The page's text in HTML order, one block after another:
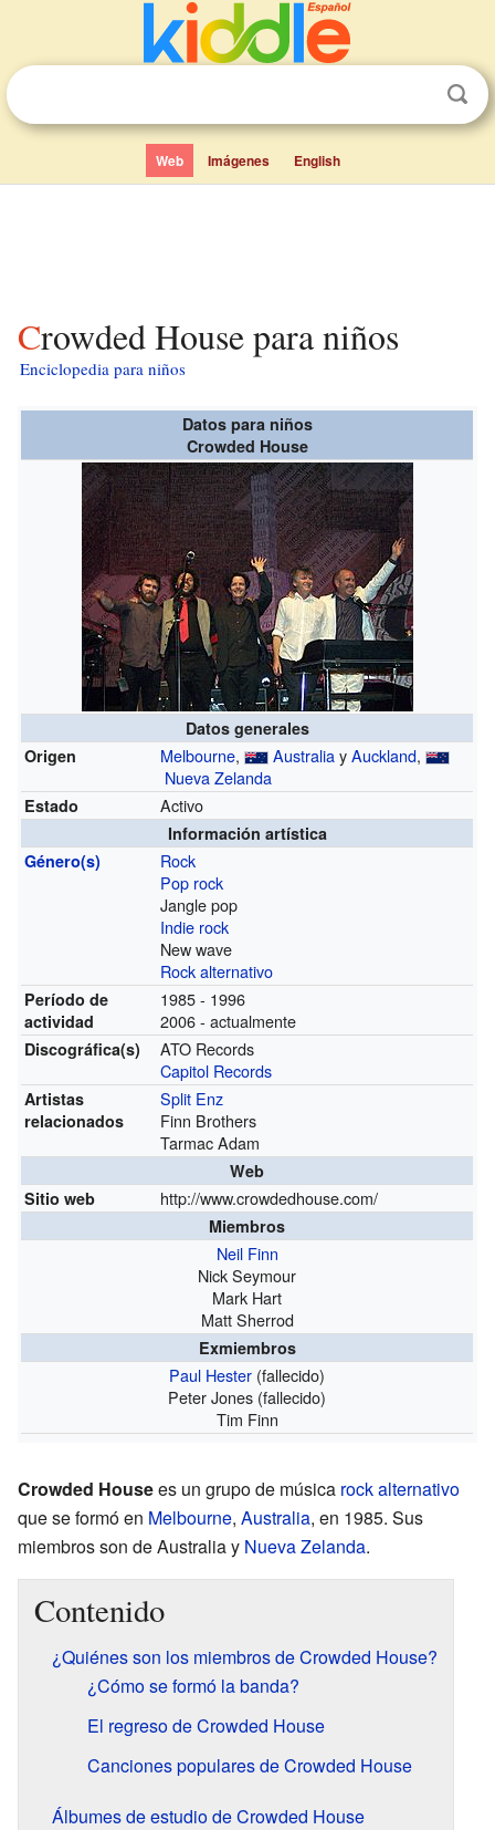
Web Imágenes English
Crowded House para niños
Enciclopedia para niños
Datos para niños
Crowded House
Datos generales
Origen
Melbourne, AustraliayAuckland,
Nueva Zelanda
Estado Activo
Información artística
Género(s)
Rock
Pop rock
Jangle pop
Indie rock
New wave
Rock alternativo
Período de
actividad
1985 - 1996
2006 - actualmente
Discográfica(s)
ATO Records
Capitol Records
Artistas
relacionados
Split Enz
Finn Brothers
Tarmac Adam
Web
Sitio web
http://www.crowdedhouse.com/
Miembros
Neil Finn
Nick Seymour
Mark Hart
Matt Sherrod
Exmiembros
Paul Hester (fallecido)
Peter Jones (fallecido)
Tim Finn
Crowded Housees un grupo de música rock alternativo
que se formó en Melbourne, Australia, en 1985. Sus
miembros son de Australia y Nueva Zelanda.
Contenido
¿Quiénes son los miembros de Crowded House?
¿Cómo se formó la banda?
El regreso de Crowded House
Canciones populares de Crowded House
Álbumes de estudio de Crowded House